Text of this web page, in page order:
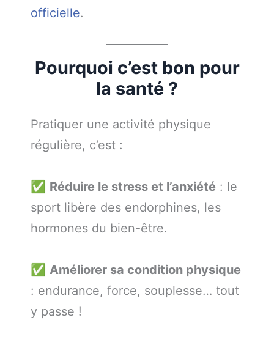
officielle.
Pourquoi c’est bon pour
la santé ?
Pratiquer une activité physique
régulière, c’est :
✅ Réduire le stress et l’anxiété : le
sport libère des endorphines, les
hormones du bien-être.
✅ Améliorer sa condition physique
: endurance, force, souplesse… tout
y passe !